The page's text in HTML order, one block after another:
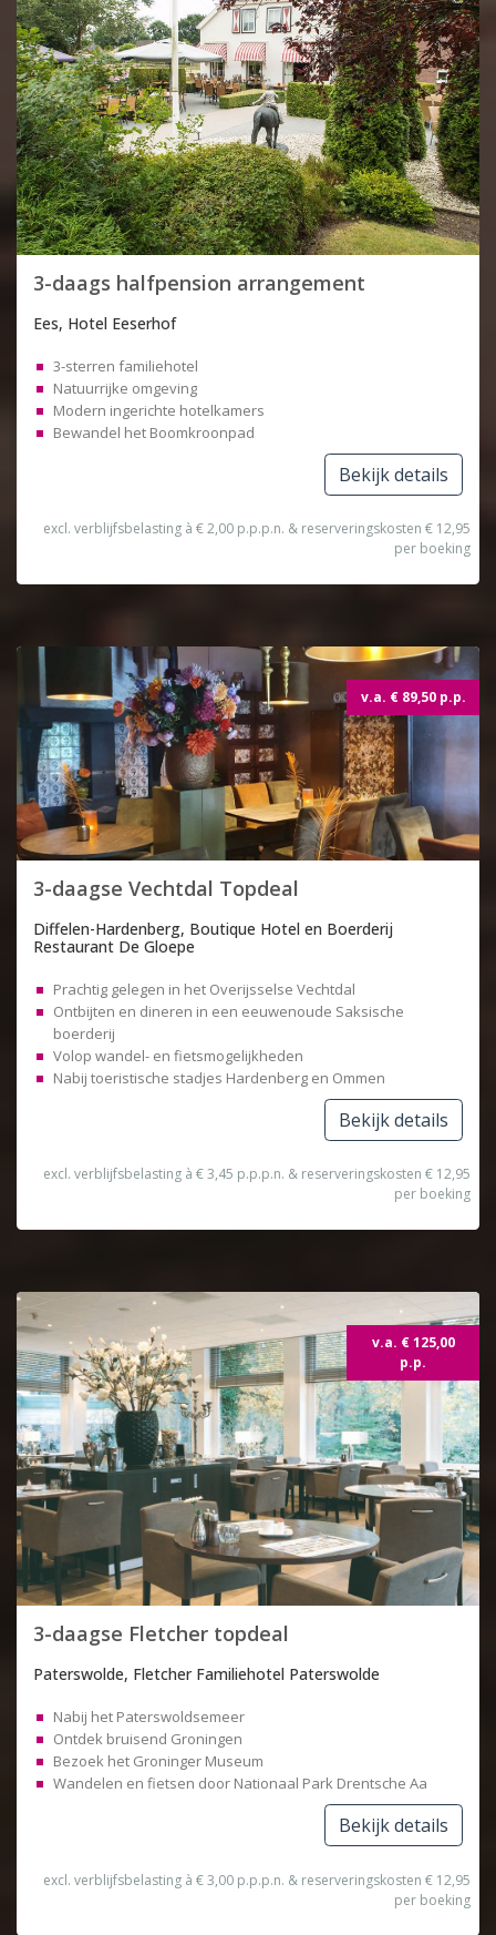
3-daags halfpension arrangement
Ees, Hotel Eeserhof
3-sterren familiehotel
Natuurrijke omgeving
Modern ingerichte hotelkamers
Bewandel het Boomkroonpad
Bekijk details
excl. verblijfsbelasting à € 2,00 p.p.p.n. & reserveringskosten € 12,95
per boeking
v.a. € 89,50 p.p.
Topdeal
3-daagse Vechtdal Topdeal
Diffelen-Hardenberg, Boutique Hotel en Boerderij
Restaurant De Gloepe
Prachtig gelegen in het Overijsselse Vechtdal
Ontbijten en dineren in een eeuwenoude Saksische
boerderij
Volop wandel- en fietsmogelijkheden
Nabij toeristische stadjes Hardenberg en Ommen
Bekijk details
excl. verblijfsbelasting à € 3,45 p.p.p.n. & reserveringskosten € 12,95
per boeking
v.a. € 125,00
p.p.
3-daagse Fletcher topdeal
Paterswolde, Fletcher Familiehotel Paterswolde
Nabij het Paterswoldsemeer
Ontdek bruisend Groningen
Bezoek het Groninger Museum
Wandelen en fietsen door Nationaal Park Drentsche Aa
Bekijk details
excl. verblijfsbelasting à € 3,00 p.p.p.n. & reserveringskosten € 12,95
per boeking